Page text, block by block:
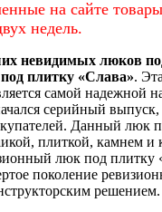
на сайте
недель.
невидимых люков
плитку «Слава».
самой надежной
серийный выпуск,
Данный люк
плиткой, камнем и
люк под плитку
поколение
решением.